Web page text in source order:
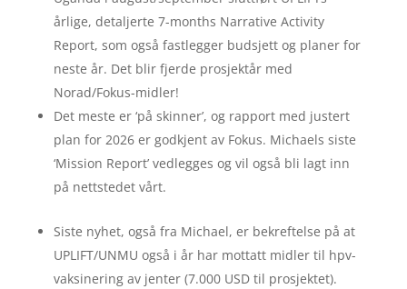
årlige, detaljerte 7-months Narrative Activity
Report, som også fastlegger budsjett og planer for
neste år. Det blir fjerde prosjektår med
Norad/Fokus-midler!
Det meste er ‘på skinner’, og rapport med justert
plan for 2026 er godkjent av Fokus. Michaels siste
‘Mission Report’ vedlegges og vil også bli lagt inn
på nettstedet vårt.
Siste nyhet, også fra Michael, er bekreftelse på at
UPLIFT/UNMU også i år har mottatt midler til hpv-
vaksinering av jenter (7.000 USD til prosjektet).